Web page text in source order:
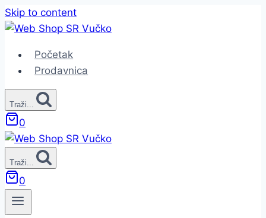
Skip to content
Početak
Prodavnica
Traži...
0
Traži...
0